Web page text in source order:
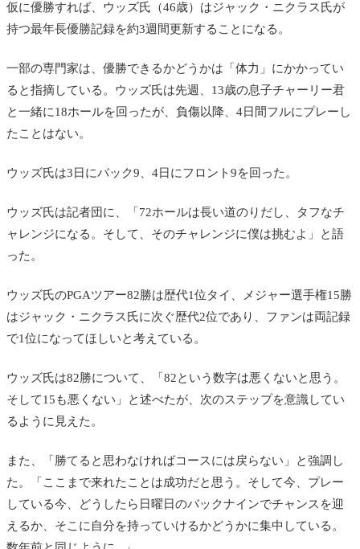
仮に優勝すれば、ウッズ氏（46歳）はジャック・ニクラス氏が
持つ最年長優勝記録を約3週間更新することになる。
一部の専門家は、優勝できるかどうかは「体力」にかかってい
ると指摘している。ウッズ氏は先週、13歳の息子チャーリー君
と一緒に18ホールを回ったが、負傷以降、4日間フルにプレーし
たことはない。
ウッズ氏は3日にバック9、4日にフロント9を回った。
ウッズ氏は記者団に、「72ホールは長い道のりだし、タフなチ
ャレンジになる。そして、そのチャレンジに僕は挑むよ」と語
った。
ウッズ氏のPGAツアー82勝は歴代1位タイ、メジャー選手権15勝
はジャック・ニクラス氏に次ぐ歴代2位であり、ファンは両記録
で1位になってほしいと考えている。
ウッズ氏は82勝について、「82という数字は悪くないと思う。
そして15も悪くない」と述べたが、次のステップを意識してい
るように見えた。
また、「勝てると思わなければコースには戻らない」と強調し
た。「ここまで来れたことは成功だと思う。そして今、プレー
している今、どうしたら日曜日のバックナインでチャンスを迎
えるか、そこに自分を持っていけるかどうかに集中している。